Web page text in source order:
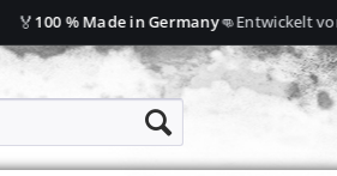
100 % Made in Germany👊Entwickelt von